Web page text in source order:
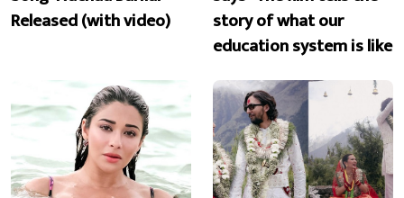
Released (with video)
story of what our
education system is like